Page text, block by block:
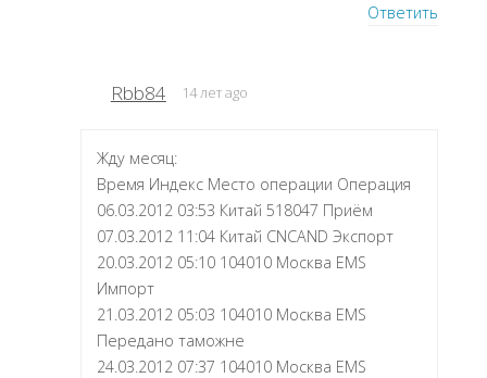
Ответить
Rbb84 14 лет ago
Жду месяц:
Время Индекс Место операции Операция
06.03.2012 03:53 Китай 518047 Приём
07.03.2012 11:04 Китай CNCAND Экспорт
20.03.2012 05:10 104010 Москва EMS
Импорт
21.03.2012 05:03 104010 Москва EMS
Передано таможне
24.03.2012 07:37 104010 Москва EMS